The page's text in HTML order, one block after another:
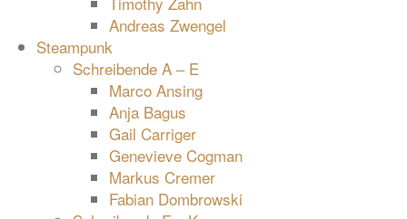
Andreas Zwengel
Steampunk
Schreibende A – E
Marco Ansing
Anja Bagus
Gail Carriger
Genevieve Cogman
Markus Cremer
Fabian Dombrowski